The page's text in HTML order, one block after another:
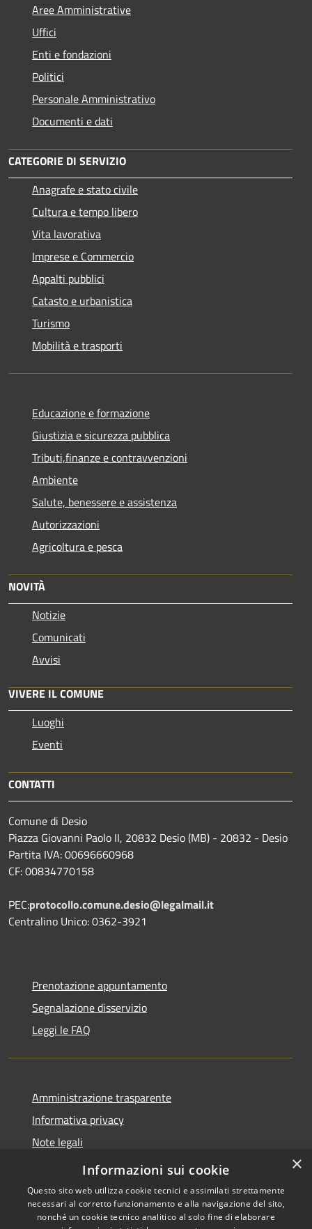
Aree Amministrative
Uffici
Enti e fondazioni
Politici
Personale Amministrativo
Documenti e dati
CATEGORIE DI SERVIZIO
Anagrafe e stato civile
Cultura e tempo libero
Vita lavorativa
Imprese e Commercio
Appalti pubblici
Catasto e urbanistica
Turismo
Mobilità e trasporti
Educazione e formazione
Giustizia e sicurezza pubblica
Tributi,finanze e contravvenzioni
Ambiente
Salute, benessere e assistenza
Autorizzazioni
Agricoltura e pesca
NOVITÀ
Notizie
Comunicati
Avvisi
VIVERE IL COMUNE
Luoghi
Eventi
CONTATTI
Comune di Desio
Piazza Giovanni Paolo II, 20832 Desio (MB) - 20832 - Desio
Partita IVA: 00696660968
CF: 00834770158
PEC:protocollo.comune.desio@legalmail.it
Centralino Unico: 0362-3921
Prenotazione appuntamento
Segnalazione disservizio
Leggi le FAQ
Amministrazione trasparente
Informativa privacy
Note legali
Dichiarazione di accessibilità
×
Informazioni sui cookie
Questo sito web utilizza cookie tecnici e assimilati strettamente
necessari al corretto funzionamento e alla navigazione del sito,
nonché un cookie tecnico analitico al solo fine di elaborare